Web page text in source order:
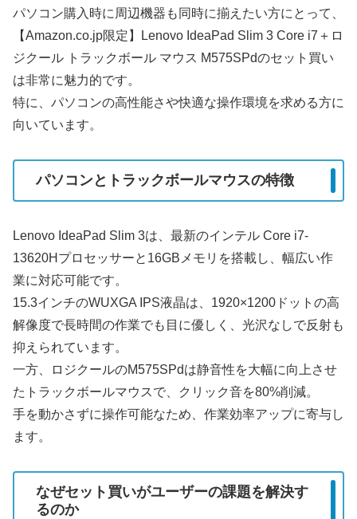
パソコン購入時に周辺機器も同時に揃えたい方にとって、
【Amazon.co.jp限定】Lenovo IdeaPad Slim 3 Core i7＋ロ
ジクール トラックボール マウス M575SPdのセット買い
は非常に魅力的です。
特に、パソコンの高性能さや快適な操作環境を求める方に
向いています。
パソコンとトラックボールマウスの特徴
Lenovo IdeaPad Slim 3は、最新のインテル Core i7-
13620Hプロセッサーと16GBメモリを搭載し、幅広い作
業に対応可能です。
15.3インチのWUXGA IPS液晶は、1920×1200ドットの高
解像度で長時間の作業でも目に優しく、光沢なしで反射も
抑えられています。
一方、ロジクールのM575SPdは静音性を大幅に向上させ
たトラックボールマウスで、クリック音を80%削減。
手を動かさずに操作可能なため、作業効率アップに寄与し
ます。
なぜセット買いがユーザーの課題を解決す
るのか